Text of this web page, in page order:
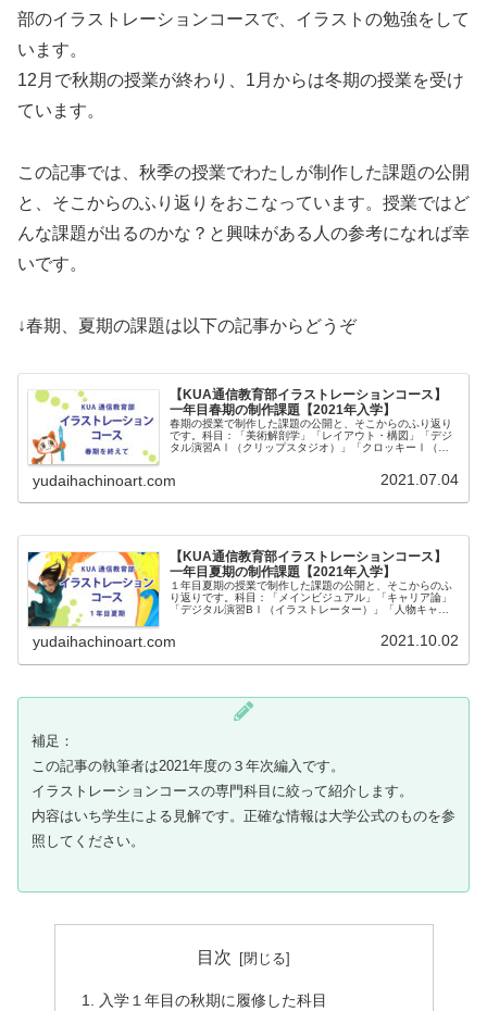
部のイラストレーションコースで、イラストの勉強をして
います。
12月で秋期の授業が終わり、1月からは冬期の授業を受け
ています。
この記事では、秋季の授業でわたしが制作した課題の公開
と、そこからのふり返りをおこなっています。授業ではど
んな課題が出るのかな？と興味がある人の参考になれば幸
いです。
↓春期、夏期の課題は以下の記事からどうぞ
【KUA通信教育部イラストレーションコース】
一年目春期の制作課題【2021年入学】
春期の授業で制作した課題の公開と、そこからのふり返り
です。科目：「美術解剖学」「レイアウト・構図」「デジ
タル演習AⅠ（クリップスタジオ）」「クロッキーⅠ（ヌ
yudaihachinoart.com 2021.07.04
【KUA通信教育部イラストレーションコース】
一年目夏期の制作課題【2021年入学】
１年目夏期の授業で制作した課題の公開と、そこからのふ
り返りです。科目：「メインビジュアル」「キャリア論」
「デジタル演習BⅠ（イラストレーター）」「人物キャラ
yudaihachinoart.com 2021.10.02
補足：
この記事の執筆者は2021年度の３年次編入です。
イラストレーションコースの専門科目に絞って紹介します。
内容はいち学生による見解です。正確な情報は大学公式のものを参
照してください。
目次
入学１年目の秋期に履修した科目